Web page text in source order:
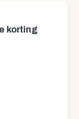
korting